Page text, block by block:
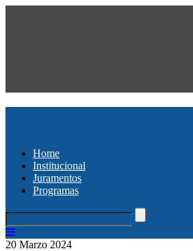
Home
Institucional
Juramentos
Programas
20 Marzo 2024